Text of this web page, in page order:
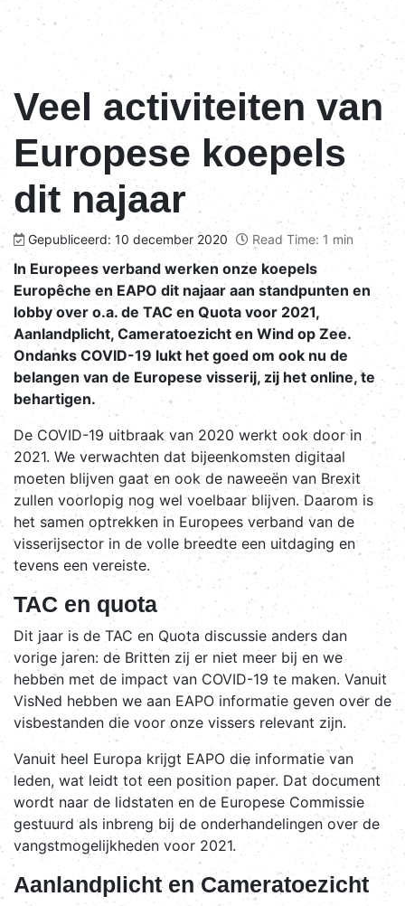
Veel activiteiten van
Europese koepels
dit najaar
Gepubliceerd: 10 december 2020 Read Time: 1 min
In Europees verband werken onze koepels
Europêche en EAPO dit najaar aan standpunten en
lobby over o.a. de TAC en Quota voor 2021,
Aanlandplicht, Cameratoezicht en Wind op Zee.
Ondanks COVID-19 lukt het goed om ook nu de
belangen van de Europese visserij, zij het online, te
behartigen.
De COVID-19 uitbraak van 2020 werkt ook door in
2021. We verwachten dat bijeenkomsten digitaal
moeten blijven gaat en ook de naweeën van Brexit
zullen voorlopig nog wel voelbaar blijven. Daarom is
het samen optrekken in Europees verband van de
visserijsector in de volle breedte een uitdaging en
tevens een vereiste.
TAC en quota
Dit jaar is de TAC en Quota discussie anders dan
vorige jaren: de Britten zij er niet meer bij en we
hebben met de impact van COVID-19 te maken. Vanuit
VisNed hebben we aan EAPO informatie geven over de
visbestanden die voor onze vissers relevant zijn.
Vanuit heel Europa krijgt EAPO die informatie van
leden, wat leidt tot een position paper. Dat document
wordt naar de lidstaten en de Europese Commissie
gestuurd als inbreng bij de onderhandelingen over de
vangstmogelijkheden voor 2021.
Aanlandplicht en Cameratoezicht